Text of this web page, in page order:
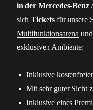
in der Mercedes-Benz
sichTickets für unsere
Multifunktionsarena
exklusiven Ambiente:
Inklusive
Mit sehr guter Sicht
Inklusive eines